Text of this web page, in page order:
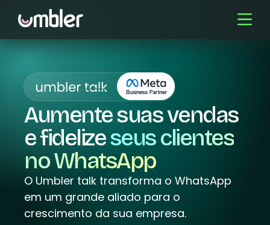
Aumente suas vendas
e fidelizeseus clientes
no WhatsApp
O Umbler talk transforma o WhatsApp
em um grande aliado para o
crescimento da sua empresa.